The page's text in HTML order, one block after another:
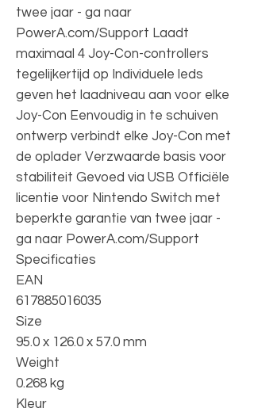
twee jaar - ga naar
PowerA.com/Support Laadt
maximaal 4 Joy-Con-controllers
tegelijkertijd op Individuele leds
geven het laadniveau aan voor elke
Joy-Con Eenvoudig in te schuiven
ontwerp verbindt elke Joy-Con met
de oplader Verzwaarde basis voor
stabiliteit Gevoed via USB Officiële
licentie voor Nintendo Switch met
beperkte garantie van twee jaar -
ga naar PowerA.com/Support
Specificaties
EAN
617885016035
Size
95.0 x 126.0 x 57.0 mm
Weight
0.268 kg
Kleur